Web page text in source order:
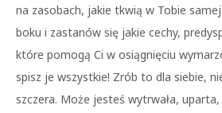
na zasobach, jakie tkwią w Tobie
boku i zastanów się jakie cechy,
które pomogą Ci w osiągnięciu
spisz je wszystkie! Zrób to dla siebie,
szczera. Może jesteś wytrwała,